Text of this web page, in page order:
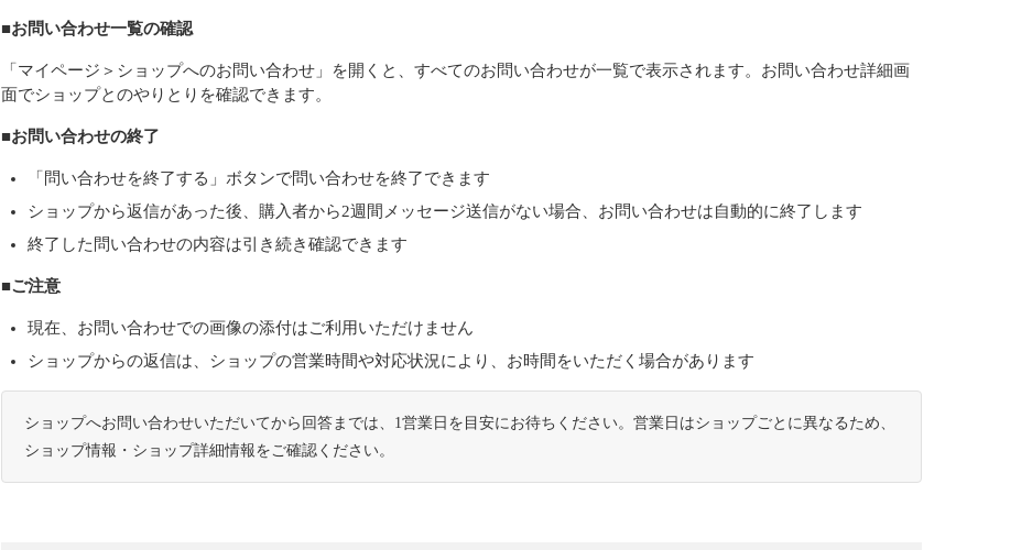
■お問い合わせ一覧の確認
「マイページ＞ショップへのお問い合わせ」を開くと、すべてのお問い合わせが一覧で表示されます。お問い合わせ詳細画
面でショップとのやりとりを確認できます。
■お問い合わせの終了
「問い合わせを終了する」ボタンで問い合わせを終了できます
ショップから返信があった後、購入者から2週間メッセージ送信がない場合、お問い合わせは自動的に終了します
終了した問い合わせの内容は引き続き確認できます
■ご注意
現在、お問い合わせでの画像の添付はご利用いただけません
ショップからの返信は、ショップの営業時間や対応状況により、お時間をいただく場合があります
ショップへお問い合わせいただいてから回答までは、1営業日を目安にお待ちください。営業日はショップごとに異なるため、
ショップ情報・ショップ詳細情報をご確認ください。